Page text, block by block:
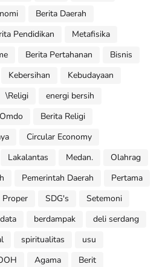
Berita Daerah
Pendidikan
Metafisika
Berita Pertahanan
Bisnis
Kebersihan
Kebudayaan
\Religi
energi bersih
Berita Religi
Circular Economy
Lakalantas Medan.
Olahrag
Pemerintah Daerah
Pertama
Proper SDG's
Setemoni
berdampak
deli serdang
spiritualitas
usu
Agama
Berit